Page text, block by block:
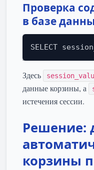
Проверка
в базе
SELECT
Здесь
данные корзины, а
истечения сессии.
Решение:
корзины